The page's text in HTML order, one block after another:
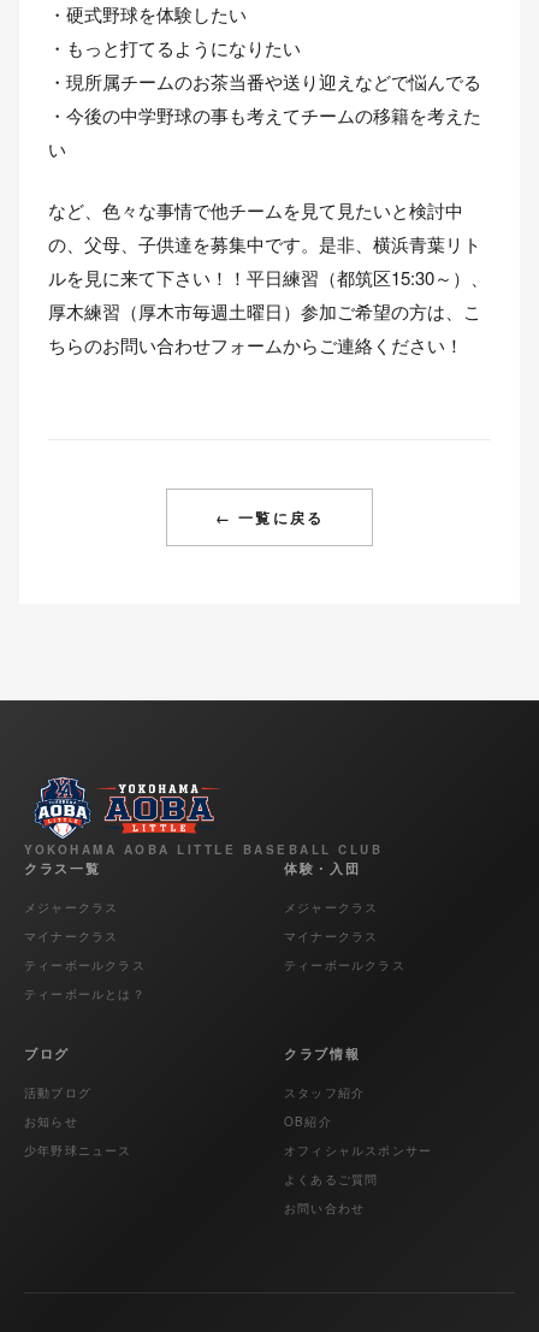
・硬式野球を体験したい
・もっと打てるようになりたい
・現所属チームのお茶当番や送り迎えなどで悩んでる
・今後の中学野球の事も考えてチームの移籍を考えた
い
など、色々な事情で他チームを見て見たいと検討中
の、父母、子供達を募集中です。是非、横浜青葉リト
ルを見に来て下さい！！平日練習（都筑区15:30～）、
厚木練習（厚木市毎週土曜日）参加ご希望の方は、 こ
ちらのお問い合わせフォームからご連絡ください！
← 一覧に戻る
YOKOHAMA AOBA LITTLE BASEBALL CLUB
クラス一覧
メジャークラス
マイナークラス
ティーボールクラス
ティーボールとは？
体験・入団
メジャークラス
マイナークラス
ティーボールクラス
ブログ
活動ブログ
お知らせ
少年野球ニュース
クラブ情報
スタッフ紹介
OB紹介
オフィシャルスポンサー
よくあるご質問
お問い合わせ